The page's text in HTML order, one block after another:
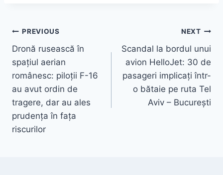
Navigare
în
articole
PREVIOUS
Dronă rusească în
spațiul aerian
românesc: piloții F-16
au avut ordin de
tragere, dar au ales
prudența în fața
riscurilor
NEXT
Scandal la bordul unui
avion HelloJet: 30 de
pasageri implicați într-
o bătaie pe ruta Tel
Aviv – București